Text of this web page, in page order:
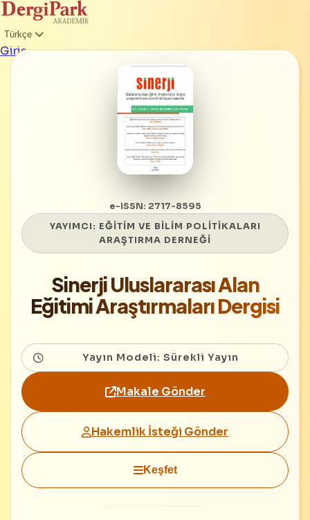
Türkçe
Giriş
e-ISSN: 2717-8595
YAYIMCI: EĞİTİM VE BİLİM POLİTİKALARI
ARAŞTIRMA DERNEĞİ
Sinerji Uluslararası Alan
Eğitimi Araştırmaları Dergisi
Yayın Modeli: Sürekli Yayın
Makale Gönder
Hakemlik İsteği Gönder
Keşfet